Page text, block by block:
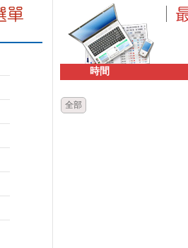
時間
全部